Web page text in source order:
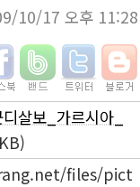
10/17 오후 11:28
살보_가르시아_
files/pict